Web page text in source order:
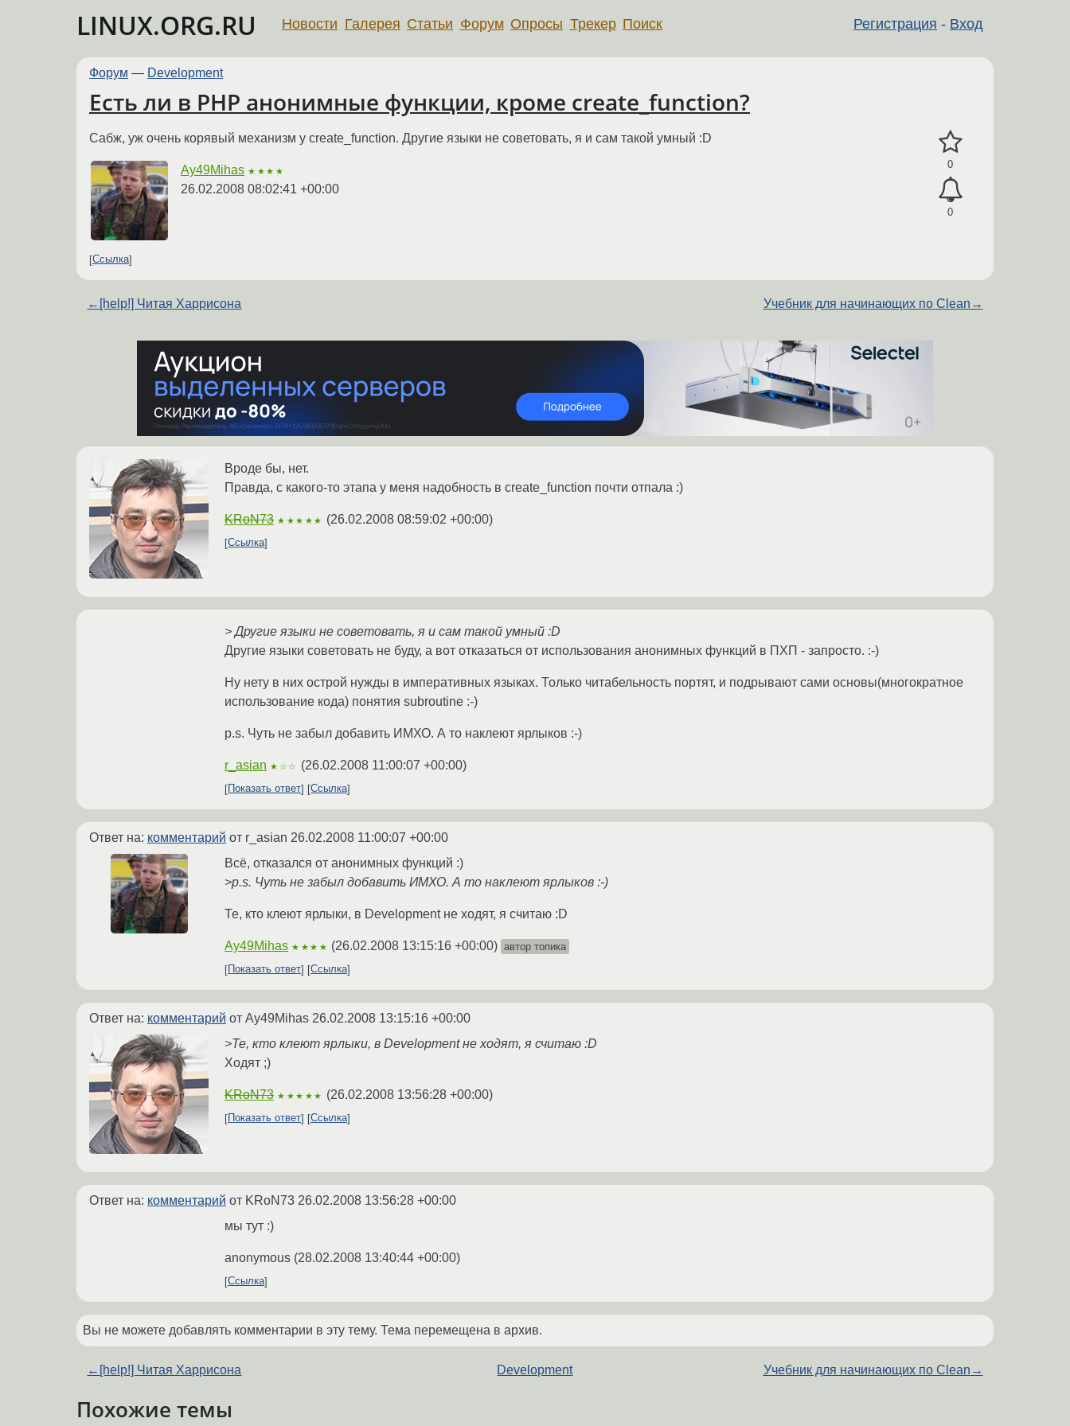
LINUX.ORG.RU Регистрация - Вход
Новости Галерея Статьи Форум Опросы Трекер Поиск
Форум — Development
Есть ли в PHP анонимные функции, кроме create_function?
0
0
Сабж, уж очень корявый механизм у create_function. Другие языки не советовать, я и сам такой умный :D
Ay49Mihas ★★★★
26.02.2008 08:02:41 +00:00
Ссылка
← [help!] Читая Харрисона Учебник для начинающих по Clean →
Вроде бы, нет.
Правда, с какого-то этапа у меня надобность в create_function почти отпала :)
KRoN73 ★★★★★ (26.02.2008 08:59:02 +00:00)
Ссылка
> Другие языки не советовать, я и сам такой умный :D
Другие языки советовать не буду, а вот отказаться от использования анонимных функций в ПХП - запросто. :-)
Ну нету в них острой нужды в императивных языках. Только читабельность портят, и подрывают сами основы(многократное
использование кода) понятия subroutine :-)
p.s. Чуть не забыл добавить ИМХО. А то наклеют ярлыков :-)
r_asian ★☆☆ (26.02.2008 11:00:07 +00:00)
Показать ответ Ссылка
Ответ на: комментарий от r_asian 26.02.2008 11:00:07 +00:00
Всё, отказался от анонимных функций :)
>p.s. Чуть не забыл добавить ИМХО. А то наклеют ярлыков :-)
Те, кто клеют ярлыки, в Development не ходят, я считаю :D
Ay49Mihas ★★★★ (26.02.2008 13:15:16 +00:00) автор топика
Показать ответ
Ссылка
Ответ на: комментарий от Ay49Mihas 26.02.2008 13:15:16 +00:00
>Те, кто клеют ярлыки, в Development не ходят, я считаю :D
Ходят ;)
KRoN73 ★★★★★ (26.02.2008 13:56:28 +00:00)
Показать ответ Ссылка
Ответ на: комментарий от KRoN73 26.02.2008 13:56:28 +00:00
мы тут :)
anonymous (28.02.2008 13:40:44 +00:00)
Ссылка
Вы не можете добавлять комментарии в эту тему. Тема перемещена в архив.
← [help!] Читая Харрисона Development Учебник для начинающих по Clean →
Похожие темы